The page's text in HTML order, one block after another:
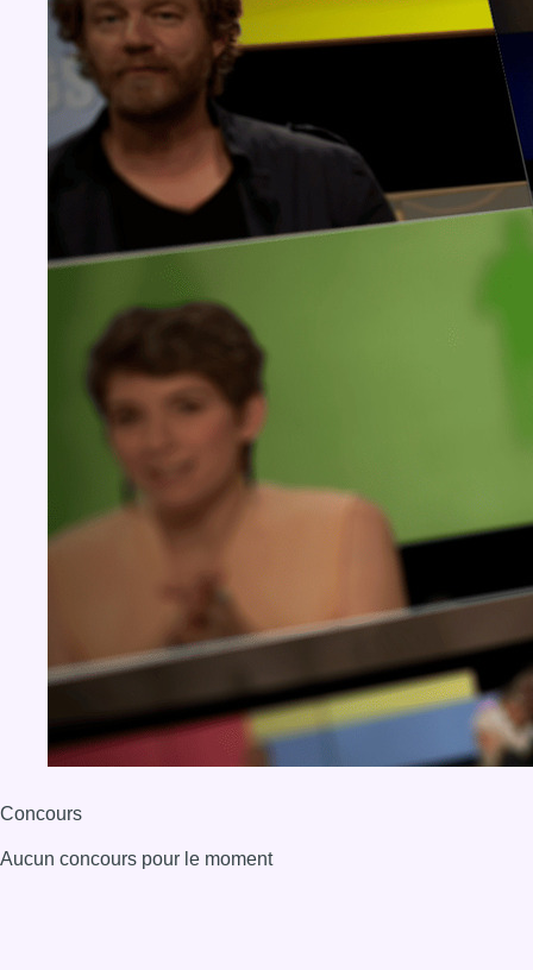
Concours
Aucun concours pour le moment